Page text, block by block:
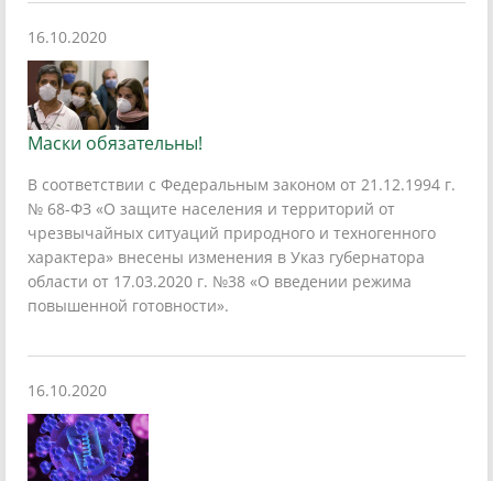
16.10.2020
Маски обязательны!
В соответствии с Федеральным законом от 21.12.1994 г.
№ 68-ФЗ «О защите населения и территорий от
чрезвычайных ситуаций природного и техногенного
характера» внесены изменения в Указ губернатора
области от 17.03.2020 г. №38 «О введении режима
повышенной готовности».
16.10.2020